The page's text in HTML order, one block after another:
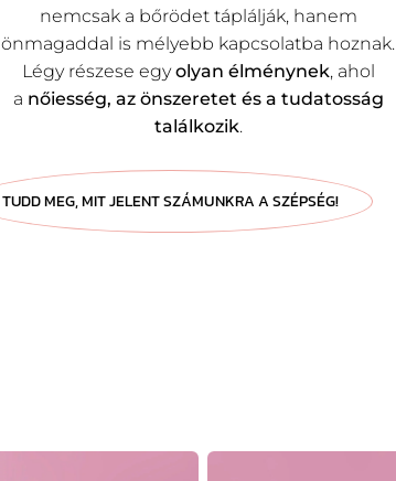
nemcsak a bőrödet táplálják, hanem
önmagaddal is mélyebb kapcsolatba hoznak.
Légy részese egyolyan élménynek, ahol
a nőiesség, az önszeretet és a tudatosság
találkozik.
TUDD MEG, MIT JELENT SZÁMUNKRA A SZÉPSÉG!